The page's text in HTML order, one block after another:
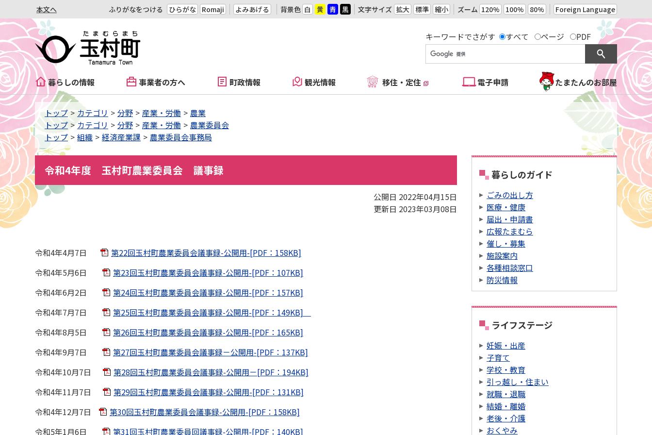
本文へ ふりがなをつける ひらがな Romaji よみあげる 背景色 白 黄 青 黒 文字サイズ 拡大 標準 縮小 ズーム 120% 100% 80% Foreign Language
キーワードでさがす すべて ページ PDF
暮らしの情報 事業者の方へ 町政情報 観光情報 移住・定住 電子申請 たまたんのお部屋
トップ カテゴリ 分野 産業・労働
農業
トップ
カテゴリ 分野 産業・労働
農業委員会
トップ
組織 経済産業課 農業委員会事務局
令和4年度 玉村町農業委員会 議事録
公開日 2022年04月15日
更新日 2023年03月08日
令和4年4月7日
第22回玉村町農業委員会議事録-公開用-[PDF：158KB]
令和4年5月6日
第23回玉村町農業委員会議事録-公開用-[PDF：107KB]
令和4年6月2日
第24回玉村町農業委員会議事録-公開用-[PDF：157KB]
令和4年7月7日
第25回玉村町農業委員会議事録-公開用-[PDF：149KB]
令和4年8月5日
第26回玉村町農業委員会議事録-公開用-[PDF：165KB]
令和4年9月7日
第27回玉村町農業委員会議事録－公開用-[PDF：137KB]
令和4年10月7日
第28回玉村町農業委員会議事録-公開用－[PDF：194KB]
令和4年11月7日
第29回玉村町農業委員会議事録-公開用-[PDF：131KB]
令和4年12月7日
第30回玉村町農業委員会議事録-公開用-[PDF：158KB]
令和5年1月6日
第31回玉村町農業委員回議事録-公開用-[PDF：140KB]
暮らしのガイド
ごみの出し方
医療・健康
届出・申請書
広報たまむら
催し・募集
施設案内
各種相談窓口
防災情報
ライフステージ
妊娠・出産
子育て
学校・教育
引っ越し・住まい
就職・退職
結婚・離婚
老後・介護
おくやみ